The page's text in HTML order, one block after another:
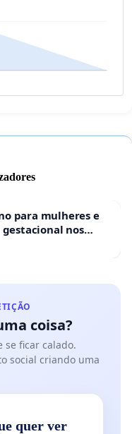
para mulheres e
nos
coisa?
se ficar calado.
social criando uma
quer ver